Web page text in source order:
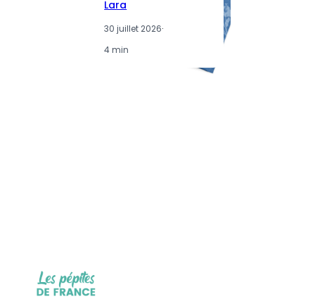
Lara
30 juillet 2026·
4 min